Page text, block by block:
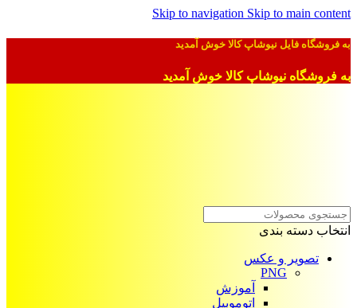
Skip to navigation Skip to main content
به فروشگاه فایل نیوشاپ کالا خوش آمدید
به فروشگاه نیوشاپ کالا خوش آمدید
انتخاب دسته بندی
تصویر و عکس
PNG
آموزش
اتوموبیل